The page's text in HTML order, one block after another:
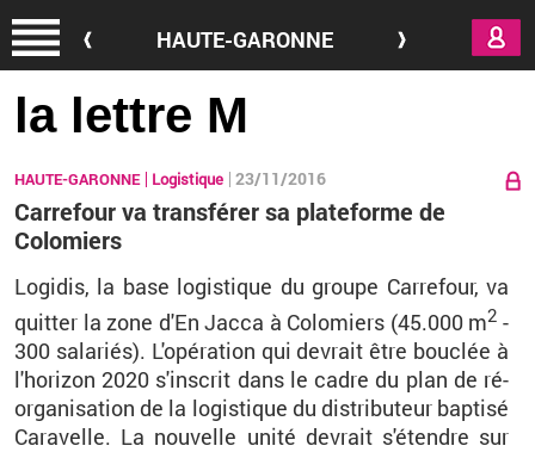
HAUTE-GARONNE
la lettre M
HAUTE-GARONNE Logistique 23/11/2016
Carrefour va transférer sa plateforme de
Colomiers
Lo­gi­dis, la base lo­gis­tique du groupe Car­re­four, va
quit­ter la zone d'En Jacca à Co­lo­miers (45.000 m2 -
300 sa­la­riés). L'opé­ra­tion qui de­vrait être bou­clée à
l'ho­ri­zon 2020 s'ins­crit dans le cadre du plan de ré­
or­ga­ni­sa­tion de la lo­gis­tique du dis­tri­bu­teur bap­tisé
Ca­ra­velle. La nou­velle unité de­vrait s'étendre sur